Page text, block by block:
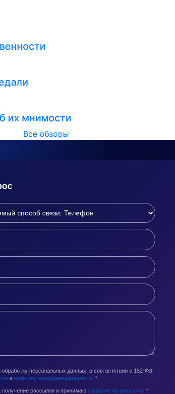
их мнимости
Все обзоры
персональных данных, в соответствии с 152-ФЗ,
и политику конфиденциальности *
получение рассылки и принимаю согласие на рассылку. *